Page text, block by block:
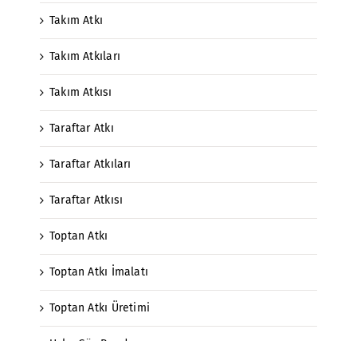
Takım Atkı
Takım Atkıları
Takım Atkısı
Taraftar Atkı
Taraftar Atkıları
Taraftar Atkısı
Toptan Atkı
Toptan Atkı İmalatı
Toptan Atkı Üretimi